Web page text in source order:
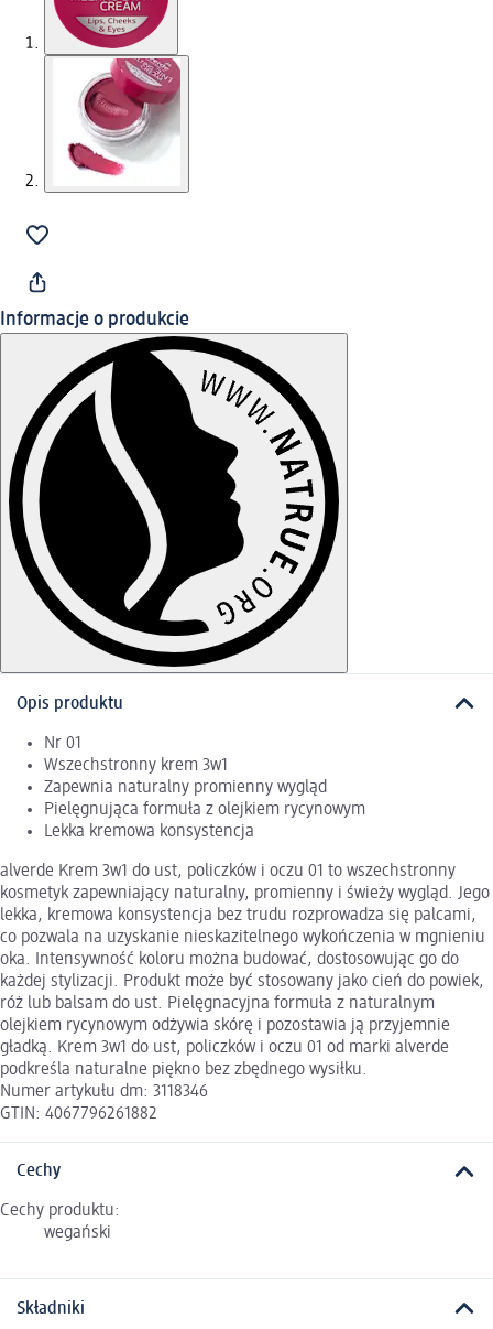
Informacje o produkcie
Opis produktu
Nr 01
Wszechstronny krem 3w1
Zapewnia naturalny promienny wygląd
Pielęgnująca formuła z olejkiem rycynowym
Lekka kremowa konsystencja
alverde Krem 3w1 do ust, policzków i oczu 01 to wszechstronny
kosmetyk zapewniający naturalny, promienny i świeży wygląd. Jego
lekka, kremowa konsystencja bez trudu rozprowadza się palcami,
co pozwala na uzyskanie nieskazitelnego wykończenia w mgnieniu
oka. Intensywność koloru można budować, dostosowując go do
każdej stylizacji. Produkt może być stosowany jako cień do powiek,
róż lub balsam do ust. Pielęgnacyjna formuła z naturalnym
olejkiem rycynowym odżywia skórę i pozostawia ją przyjemnie
gładką. Krem 3w1 do ust, policzków i oczu 01 od marki alverde
podkreśla naturalne piękno bez zbędnego wysiłku.
Numer artykułu dm: 3118346
GTIN: 4067796261882
Cechy
Cechy produktu:
wegański
Składniki